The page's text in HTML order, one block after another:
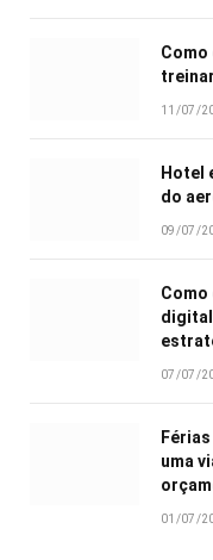
Como
11/07/
Hotel
do
09/07/
Como
digital
07/07/
uma
01/07/